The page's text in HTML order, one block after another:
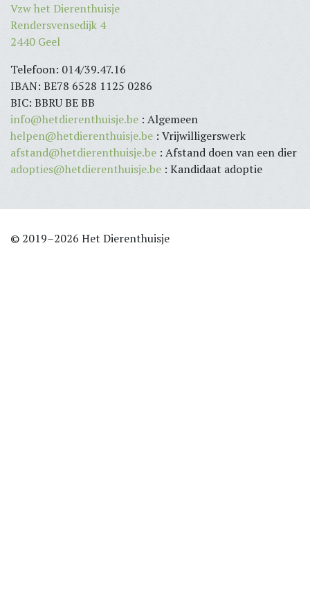
Vzw het Dierenthuisje
Rendersvensedijk 4
2440 Geel
Telefoon: 014/39.47.16
IBAN: BE78 6528 1125 0286
BIC: BBRU BE BB
info@hetdierenthuisje.be : Algemeen
helpen@hetdierenthuisje.be : Vrijwilligerswerk
afstand@hetdierenthuisje.be : Afstand doen van een dier
adopties@hetdierenthuisje.be : Kandidaat adoptie
© 2019–2026 Het Dierenthuisje